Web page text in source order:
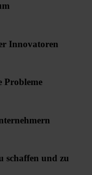
Innovatoren
Probleme
schaffen und zu